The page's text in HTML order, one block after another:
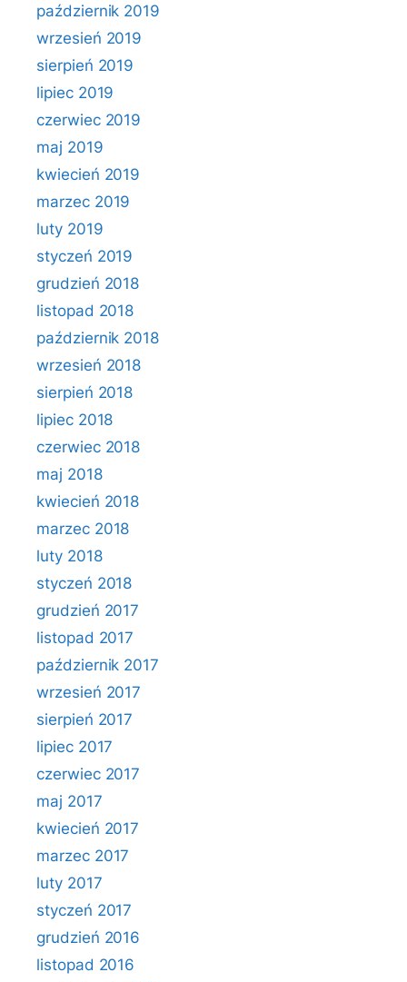
październik 2019
wrzesień 2019
sierpień 2019
lipiec 2019
czerwiec 2019
maj 2019
kwiecień 2019
marzec 2019
luty 2019
styczeń 2019
grudzień 2018
listopad 2018
październik 2018
wrzesień 2018
sierpień 2018
lipiec 2018
czerwiec 2018
maj 2018
kwiecień 2018
marzec 2018
luty 2018
styczeń 2018
grudzień 2017
listopad 2017
październik 2017
wrzesień 2017
sierpień 2017
lipiec 2017
czerwiec 2017
maj 2017
kwiecień 2017
marzec 2017
luty 2017
styczeń 2017
grudzień 2016
listopad 2016